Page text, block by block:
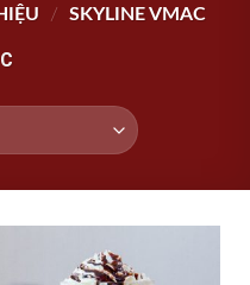
/ SKYLINE VMAC